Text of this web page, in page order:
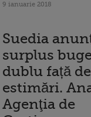
9 ianuarie 2018
Suedia
surplus
dublu față de
estimări.
Agenţia de